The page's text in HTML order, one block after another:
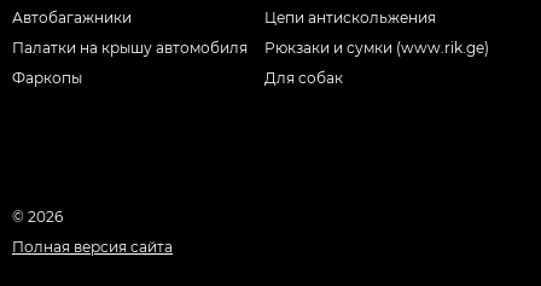
Автобагажники
Палатки на крышу автомобиля
Фаркопы
Цепи антискольжения
Рюкзаки и сумки (www.rik.ge)
Для собак
© 2026
Полная версия сайта